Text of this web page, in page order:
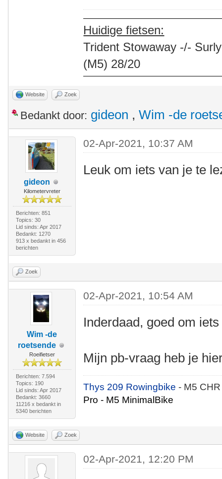
Huidige fietsen:
Trident Stowaway -/-
(M5) 28/20
Website Zoek
Bedankt door: gideon , Wim -de
gideon
Kilometervreter
Berichten: 851
Topics: 30
Lid sinds: Apr 2017
Bedankt: 1270
913 x bedankt in 456
berichten
02-Apr-2021, 10:37 AM
Leuk om iets van je te
Zoek
Wim -de
roetsende
Roeifietser
Berichten: 7.594
Topics: 190
Lid sinds: Apr 2017
Bedankt: 3660
11216 x bedankt in
5340 berichten
02-Apr-2021, 10:54 AM
Inderdaad, goed om
Mijn pb-vraag heb je
Thys 209 Rowingbike- M5
Pro - M5 MinimalBike
Website Zoek
02-Apr-2021, 12:20 PM